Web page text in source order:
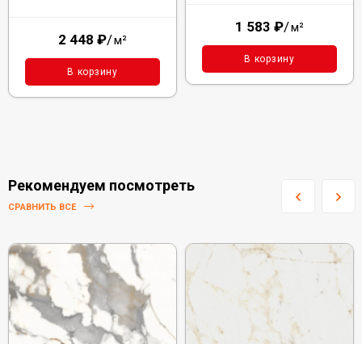
2 448 ₽/м²
В корзину
1 583 ₽/м²
В корзину
Рекомендуем посмотреть
СРАВНИТЬ ВСЕ